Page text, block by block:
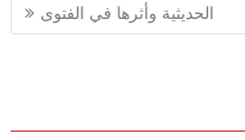
الحديثية وأثرها في الفتوى